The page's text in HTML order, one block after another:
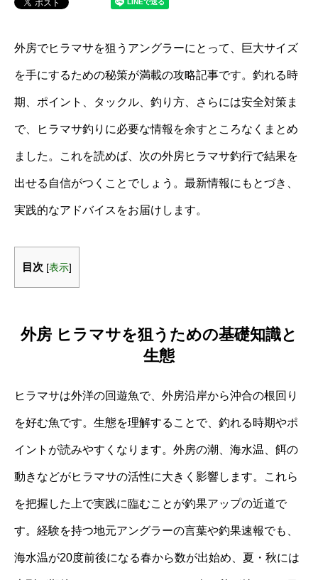
外房でヒラマサを狙うアングラーにとって、巨大サイズ
を手にするための秘策が満載の攻略記事です。釣れる時
期、ポイント、タックル、釣り方、さらには安全対策ま
で、ヒラマサ釣りに必要な情報を余すところなくまとめ
ました。これを読めば、次の外房ヒラマサ釣行で結果を
出せる自信がつくことでしょう。最新情報にもとづき、
実践的なアドバイスをお届けします。
目次 [表示]
外房 ヒラマサを狙うための基礎知識と
生態
ヒラマサは外洋の回遊魚で、外房沿岸から沖合の根回り
を好む魚です。生態を理解することで、釣れる時期やポ
イントが読みやすくなります。外房の潮、海水温、餌の
動きなどがヒラマサの活性に大きく影響します。これら
を把握した上で実践に臨むことが釣果アップの近道で
す。経験を持つ地元アングラーの言葉や釣果速報でも、
海水温が20度前後になる春から数が出始め、夏・秋には